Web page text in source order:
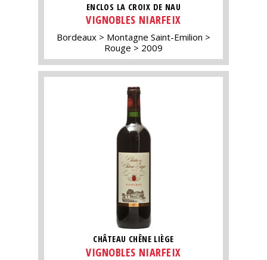
ENCLOS LA CROIX DE NAU
VIGNOBLES NIARFEIX
Bordeaux
Montagne Saint-Emilion
Rouge
2009
CHÂTEAU CHÊNE LIÈGE
VIGNOBLES NIARFEIX